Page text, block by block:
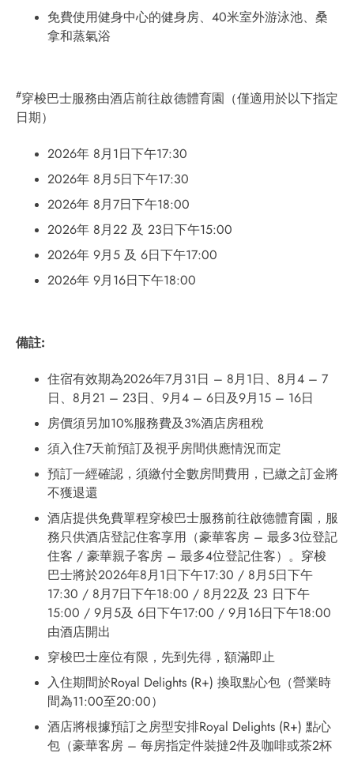
免費使用健身中心的健身房、40米室外游泳池、桑
拿和蒸氣浴
#穿梭巴士服務由酒店前往啟德體育園（僅適用於以下指定
日期）
2026年 8月1日下午17:30
2026年 8月5日下午17:30
2026年 8月7日下午18:00
2026年 8月22 及 23日下午15:00
2026年 9月5 及 6日下午17:00
2026年 9月16日下午18:00
備註:
住宿有效期為2026年7月31日 – 8月1日、8月4 – 7
日、8月21 – 23日、9月4 – 6日及9月15 – 16日
房價須另加10%服務費及3%酒店房租稅
須入住7天前預訂及視乎房間供應情況而定
預訂一經確認，須繳付全數房間費用，已繳之訂金將
不獲退還
酒店提供免費單程穿梭巴士服務前往啟德體育園，服
務只供酒店登記住客享用（豪華客房 – 最多3位登記
住客 / 豪華親子客房 – 最多4位登記住客）。穿梭
巴士將於2026年8月1日下午17:30 / 8月5日下午
17:30 / 8月7日下午18:00 / 8月22及 23 日下午
15:00 / 9月5及 6日下午17:00 / 9月16日下午18:00
由酒店開出
穿梭巴士座位有限，先到先得，額滿即止
入住期間於Royal Delights (R+) 換取點心包（營業時
間為11:00至20:00）
酒店將根據預訂之房型安排Royal Delights (R+) 點心
包（豪華客房 – 每房指定件裝撻2件及咖啡或茶2杯